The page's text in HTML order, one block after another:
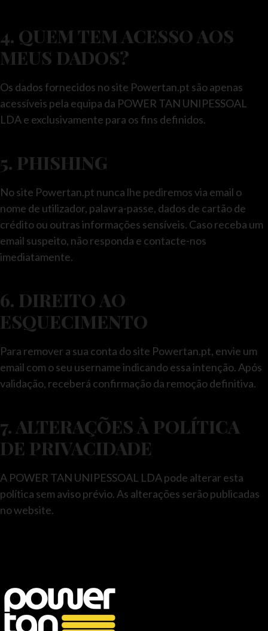
4. QUEM TEM ACESSO AOS
MEUS DADOS?
Os dados fornecidos no site Powertan.pt são apenas
acessíveis pela equipa da POWER TAN UNIPESSOAL
LDA e exclusivamente para os fins definidos.
5. PHISHING
No site Powertan.pt nunca lhe pediremos via email o
nome de utilizador, palavra-passe, dados de cartão de
crédito ou outras informações sensíveis. Caso receba um
email suspeito, não responda e contacte-nos
imediatamente.
6. DIREITO AO
ESQUECIMENTO
Para remover a sua conta do site Powertan.pt, envie um
email com o seu username indicando essa intenção. Após
validação, receberá confirmação da remoção definitiva.
7. ALTERAÇÕES À POLÍTICA
DE PRIVACIDADE
A POWER TAN UNIPESSOAL LDA pode alterar esta
política sem aviso prévio. As alterações serão publicadas
no website.